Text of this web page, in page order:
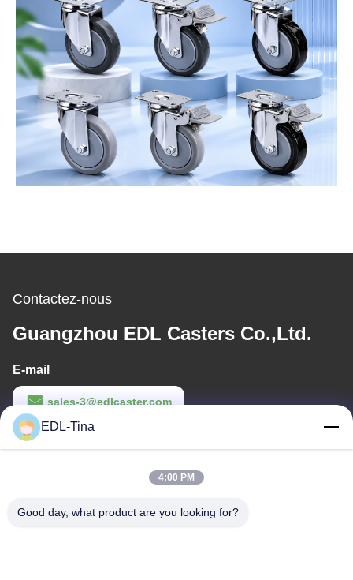
Contactez-nous
Guangzhou EDL Casters Co.,Ltd.
E-mail
sales-3@edlcaster.com
Temps de travail
EDL-Tina
4:00 PM
Good day, what product are you looking for?